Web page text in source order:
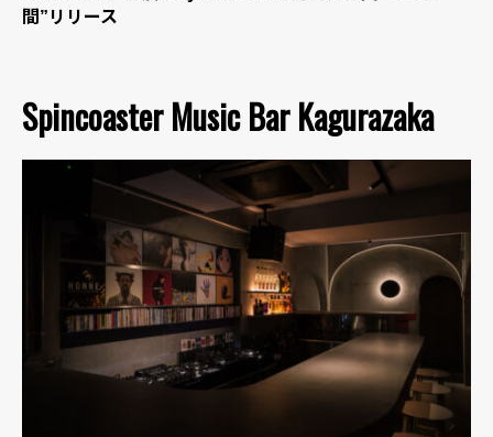
間”リリース
Spincoaster Music Bar Kagurazaka